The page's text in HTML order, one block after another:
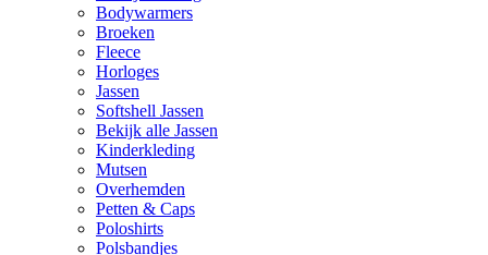
Bodywarmers
Broeken
Fleece
Horloges
Jassen
Softshell Jassen
Bekijk alle Jassen
Kinderkleding
Mutsen
Overhemden
Petten & Caps
Poloshirts
Polsbandjes